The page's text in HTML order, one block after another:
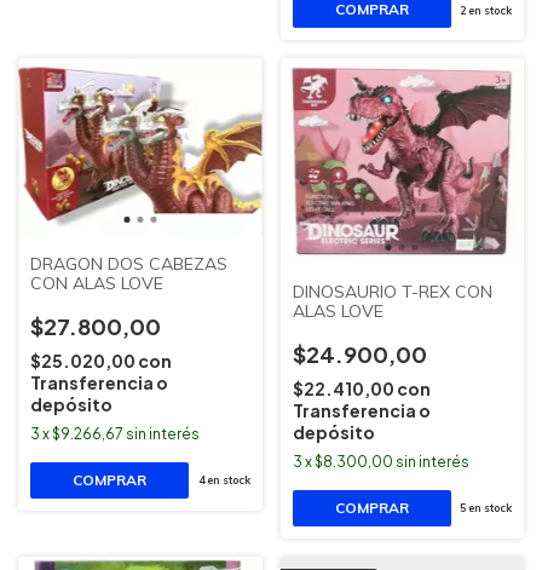
2en stock
DRAGON DOS CABEZAS
CON ALAS LOVE
$27.800,00
$25.020,00 con
Transferencia o
depósito
3 x$9.266,67 sin interés
4en stock
DINOSAURIO T-REX CON
ALAS LOVE
$24.900,00
$22.410,00 con
Transferencia o
depósito
3 x$8.300,00 sin interés
5en stock